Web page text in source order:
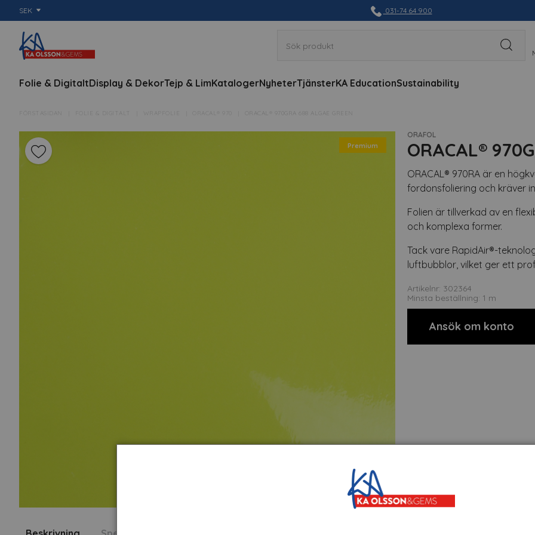
SEK 031-74 64 900
Folie & DigitaltDisplay & DekorTejp & LimKatalogerNyheterTjänsterKA EducationSustainability
FÖRSTASIDAN FOLIE & DIGITALT ORACAL® 970GRA 688 ALGAE GREEN
Premium
ORAFOL
ORACAL®
ORACAL® 970RA är en
fordonsfoliering och kräver
Folien är tillverkad av en
och komplexa former.
Tack vare RapidAir®-
luftbubblor, vilket ger ett
Artikelnr: 302364
Minsta beställning: 1 m
Ansök om konto